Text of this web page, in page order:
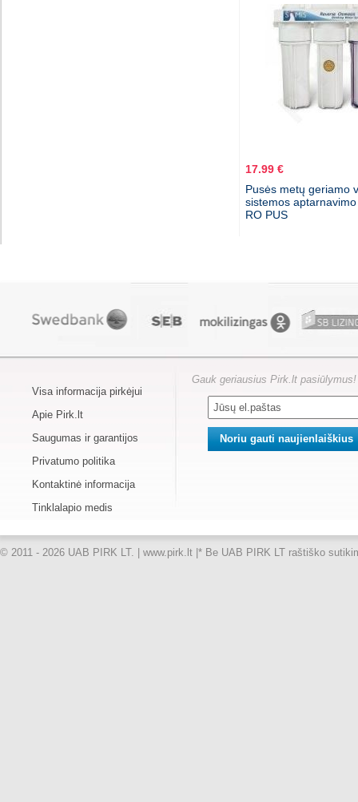
17.99 €
Pusės metų geriamo
sistemos
RO PUS
Visa informacija pirkėjui
Apie Pirk.lt
Saugumas ir garantijos
Privatumo politika
Kontaktinė informacija
Tinklalapio medis
Gauk geriausius Pirk.lt pasiūlymus!
© 2011 - 2026 UAB PIRK LT. | www.pirk.lt | * Be UAB PIRK LT raštiško